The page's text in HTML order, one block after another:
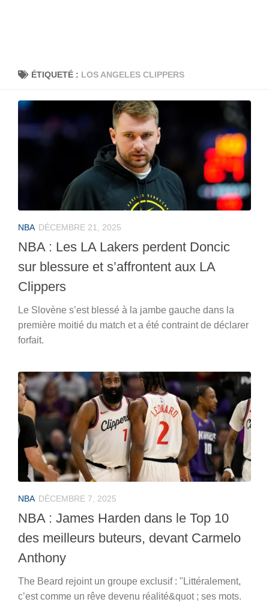
ÉTIQUETÉ : LOS ANGELES CLIPPERS
NBA DÉCEMBRE 21, 2025
NBA : Les LA Lakers perdent Doncic
sur blessure et s’affrontent aux LA
Clippers
Le Slovène s’est blessé à la jambe gauche dans la
première moitié du match et a été contraint de déclarer
forfait.
NBA DÉCEMBRE 7, 2025
NBA : James Harden dans le Top 10
des meilleurs buteurs, devant Carmelo
Anthony
The Beard rejoint un groupe exclusif : "Littéralement,
c’est comme un rêve devenu réalité&quot ; ses mots.